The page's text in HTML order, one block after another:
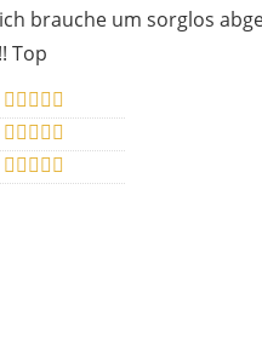
brauche um sorglos
Top